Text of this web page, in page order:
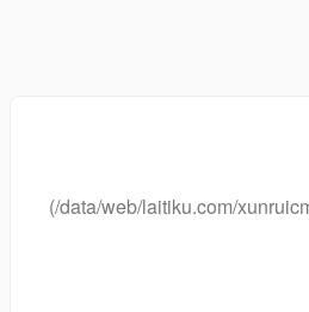
(/data/web/laitiku.com/